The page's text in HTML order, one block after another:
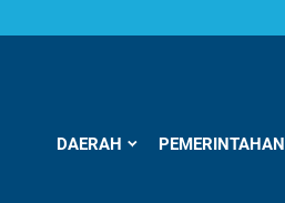
DAERAH PEMERINTAHAN